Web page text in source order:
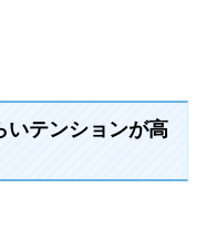
いテンションが高